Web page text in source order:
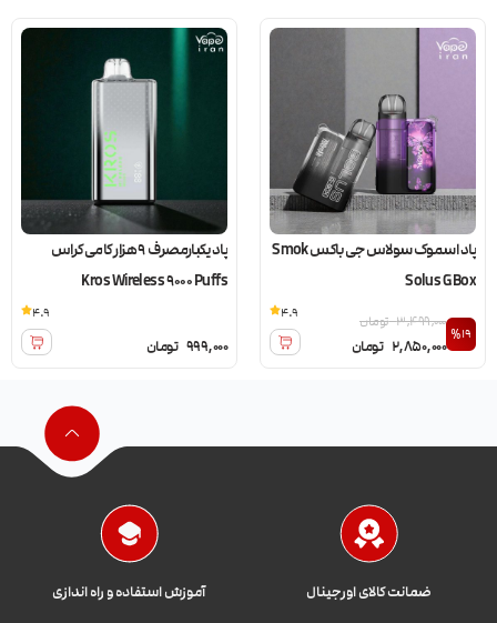
پاد اسموک سولاس جی باکس Smok
Solus G Box
%19
3,499,000 تومان
2,850,000 تومان
4.9
پاد یکبارمصرف 9 هزار کامی کراس
Kros Wireless 9000 Puffs
999,000 تومان
4.9
ضمانت کالای اورجینال آموزش استفاده و راه اندازی